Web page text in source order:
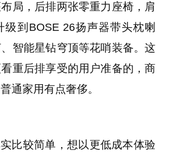
局，后排两张零重力座椅，肩
到BOSE 26扬声器带头枕喇
智能星钻穹顶等花哨装备。这
重后排享受的用户准备的，商
通家用有点奢侈。
比较简单，想以更低成本体验